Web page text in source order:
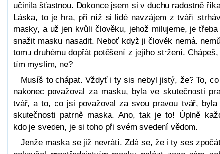
učinila šťastnou. Dokonce jsem si v duchu radostně
Láska, to je hra, při níž si lidé navzájem z tváří
masky, a už jen kvůli člověku, jehož milujeme, je třeba
snažit masku nasadit. Neboť když ji člověk nemá,
tomu druhému dopřát potěšení z jejího stržení. Chápeš,
tím myslím, ne?
Musíš to chápat. Vždyť i ty sis nebyl jistý, že? To,
nakonec považoval za masku, byla ve skutečnosti
tvář, a to, co jsi považoval za svou pravou tvář, byla
skutečnosti patrně maska. Ano, tak je to! Úplně
kdo je sveden, je si toho při svém svedení vědom.
Jenže maska se již nevrátí. Zdá se, že i ty ses